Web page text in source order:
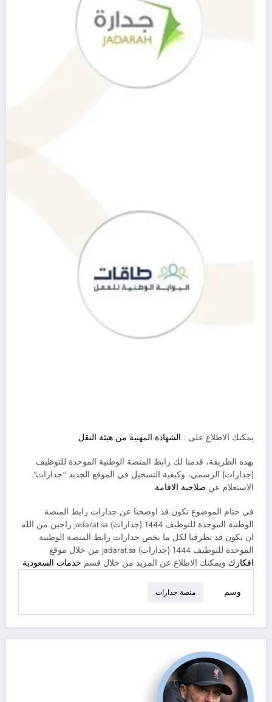
يمكنك الاطلاع على : الشهادة المهنية من هيئة النقل
بهذه الطريقة، قدمنا لك رابط المنصة الوطنية الموحدة للتوظيف
(جدارات) الرسمي، وكيفية التسجيل في الموقع الجديد “جدارات”.
الاستعلام عن صلاحية الاقامة
فى ختام الموضوع نكون قد اوضحنا عن جدارات رابط المنصة
الوطنية الموحدة للتوظيف 1444 (جدارات) jadarat.sa راجين من الله
ان نكون قد تطرقنا لكل ما يخص جدارات رابط المنصة الوطنية
الموحدة للتوظيف 1444 (جدارات) jadarat.sa من خلال موقع
افكارك ويمكنك الاطلاع عن المزيد من خلال قسم خدمات السعودية
وسم منصة جدارات